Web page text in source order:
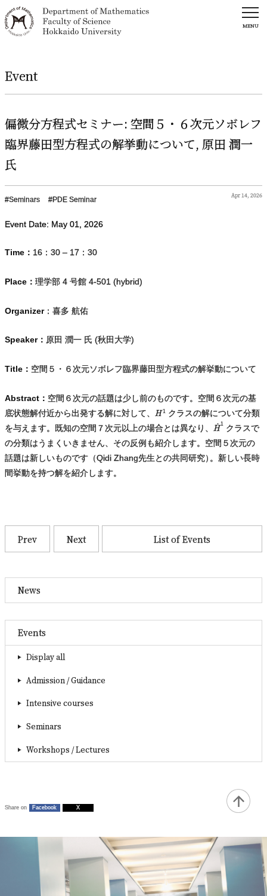
MENU
News
Events
Display all
Admission / Guidance
Intensive courses
Seminars
Workshops / Lectures
Event
偏微分方程式セミナー: 空間５・６次元ソボレフ
臨界藤田型方程式の解挙動について, 原田 潤一
氏
Seminars PDE Seminar
Apr 14, 2026
Event Date: May 01, 2026
Time： 16：30 – 17：30
Place： 理学部 4 号館 4-501 (hybrid)
Organizer：喜多 航佑
Speaker： 原田 潤一 氏 (秋田大学)
Title： 空間５・６次元ソボレフ臨界藤田型方程式の解挙動について
Abstract： 空間６次元の話題は少し前のものです。空間６次元の基
底状態解付近から出発する解に対して、
クラスの解について分類
を与えます。既知の空間７次元以上の場合とは異なり、
クラスで
の分類はうまくいきません、その反例も紹介します。空間５次元の
話題は新しいものです（Qidi Zhang先生との共同研究） 。新しい長時
間挙動を持つ解を紹介します。
Prev Next List of Events
Share on Facebook X